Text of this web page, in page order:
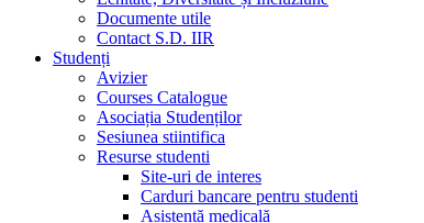
Documente utile
Contact S.D. IIR
Studenți
Avizier
Courses Catalogue
Asociația Studenților
Sesiunea stiintifica
Resurse studenti
Site-uri de interes
Carduri bancare pentru studenti
Asistență medicală